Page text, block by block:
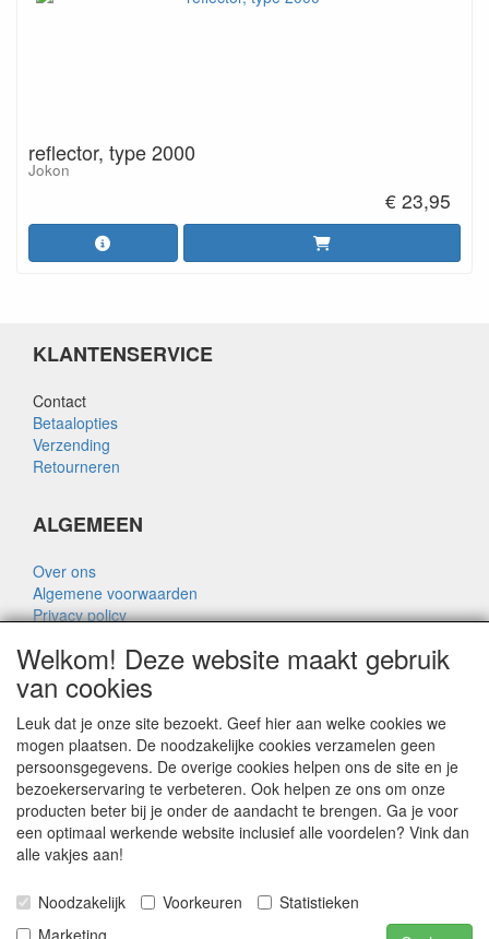
reflector, type 2000
Jokon
€ 23,95
KLANTENSERVICE
Contact
Betaalopties
Verzending
Retourneren
ALGEMEEN
Over ons
Algemene voorwaarden
Privacy policy
Over Rik Thijssen
ALGEMEEN
www.rikthijssenshop.nl
logistiek door OTOPARTS BV
E-mail: info@otoparts.nl
Telefoon: 085 - 0824330
Welkom! Deze website maakt gebruik
van cookies
Leuk dat je onze site bezoekt. Geef hier aan welke cookies we
mogen plaatsen. De noodzakelijke cookies verzamelen geen
persoonsgegevens. De overige cookies helpen ons de site en je
bezoekerservaring te verbeteren. Ook helpen ze ons om onze
producten beter bij je onder de aandacht te brengen. Ga je voor
een optimaal werkende website inclusief alle voordelen? Vink dan
alle vakjes aan!
Noodzakelijk Voorkeuren
Statistieken
Marketing